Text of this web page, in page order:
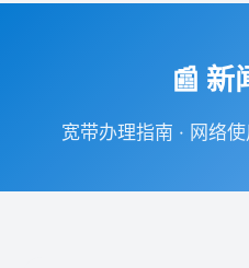
📰 新
宽带办理指南 · 网络